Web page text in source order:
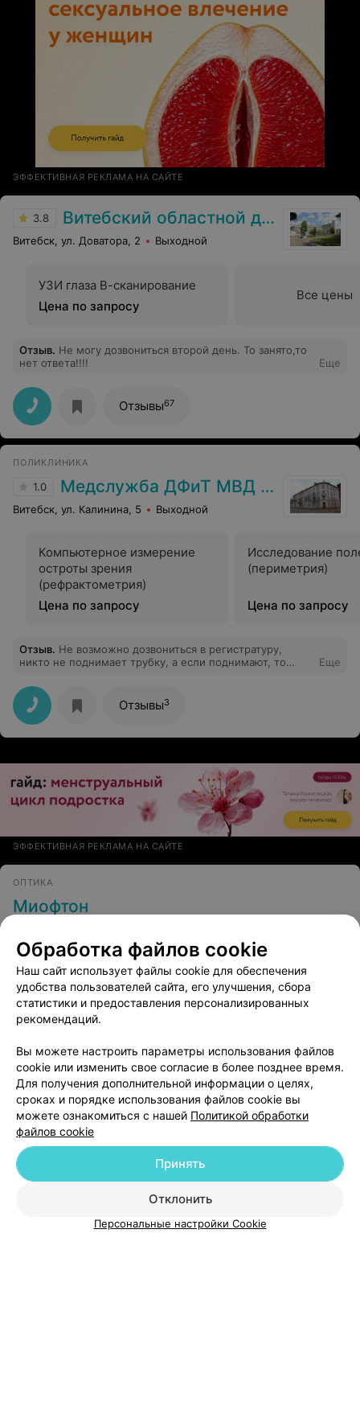
ЭФФЕКТИВНАЯ РЕКЛАМА НА САЙТЕ
3.8 Витебский областной диагностический центр
Витебск, ул. Доватора, 2 Выходной
УЗИ глаза В-сканирование
Цена по запросу
Все цены
Отзыв. Не могу дозвониться второй день. То занято,то
нет ответа!!!!
Еще
Отзывы67
ПОЛИКЛИНИКА
1.0 Медслужба ДФиТ МВД Витебска
Витебск, ул. Калинина, 5 Выходной
Компьютерное измерение
остроты зрения
(рефрактометрия)
Цена по запросу
Исследование
(периметрия)
Цена по запросу
Отзыв. Не возможно дозвониться в регистратуру,
никто не поднимает трубку, а если поднимают, то
Еще
Отзывы3
ЭФФЕКТИВНАЯ РЕКЛАМА НА САЙТЕ
ОПТИКА
Миофтон
Проверка остроты зрения
Цена по запросу
Все цены
Добавить компанию
Добавить специалиста
Обработка файлов cookie
Наш сайт использует файлы cookie для обеспечения
удобства пользователей сайта, его улучшения, сбора
статистики и предоставления персонализированных
рекомендаций.
Вы можете настроить параметры использования файлов
cookie или изменить свое согласие в более позднее время.
Для получения дополнительной информации о целях,
сроках и порядке использования файлов cookie вы
можете ознакомиться с нашей Политикой обработки
файлов cookie
Отклонить
Принять
Персональные настройки Cookie